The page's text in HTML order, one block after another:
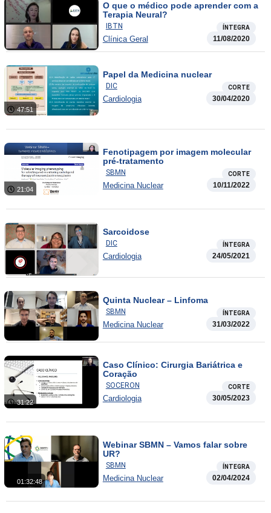
O que o médico pode aprender com a
Terapia Neural?
IBTN ÍNTEGRA
Clínica Geral 11/08/2020
47:51
Papel da Medicina nuclear
DIC CORTE
Cardiologia 30/04/2020
21:04
Fenotipagem por imagem molecular
pré-tratamento
SBMN CORTE
Medicina Nuclear 10/11/2022
Sarcoidose
DIC ÍNTEGRA
Cardiologia 24/05/2021
Quinta Nuclear – Linfoma
SBMN ÍNTEGRA
Medicina Nuclear 31/03/2022
31:22
Caso Clínico: Cirurgia Bariátrica e
Coração
SOCERON CORTE
Cardiologia 30/05/2023
01:32:48
Webinar SBMN – Vamos falar sobre
UR?
SBMN ÍNTEGRA
Medicina Nuclear 02/04/2024